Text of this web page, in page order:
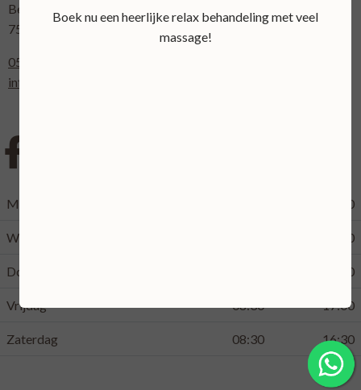
Bellinckhofweg 7
7595 LL Weerselo
0541-661354 dit is tevens ons Whatsapp nummer
info@bellinckhofje.nl
Maandag 17:00
Woensdag 21:00
Donderdag 21:00
Vrijdag 08:30 17:00
Zaterdag 08:30 16:30
Boek nu een heerlijke relax behandeling met veel
massage!